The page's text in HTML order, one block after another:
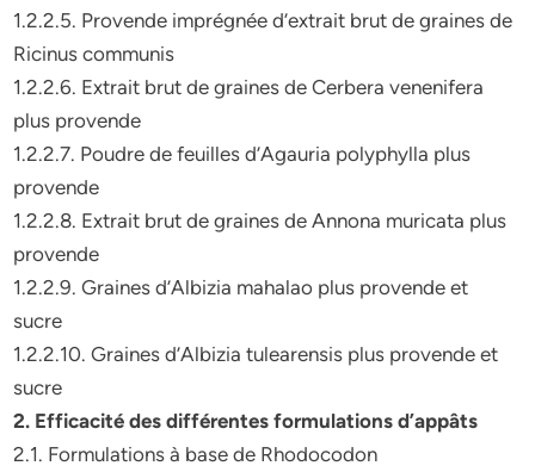
1.2.2.5. Provende imprégnée d’extrait brut de graines de
Ricinus communis
1.2.2.6. Extrait brut de graines de Cerbera venenifera
plus provende
1.2.2.7. Poudre de feuilles d’Agauria polyphylla plus
provende
1.2.2.8. Extrait brut de graines de Annona muricata plus
provende
1.2.2.9. Graines d’Albizia mahalao plus provende et
sucre
1.2.2.10. Graines d’Albizia tulearensis plus provende et
sucre
2. Efficacité des différentes formulations d’appâts
2.1. Formulations à base de Rhodocodon